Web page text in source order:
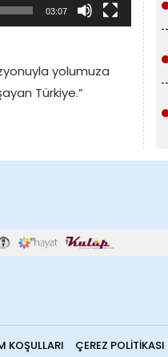
03:07
yolumuza
Türkiye.”
KOŞULLARI ÇEREZ POLITIKASI